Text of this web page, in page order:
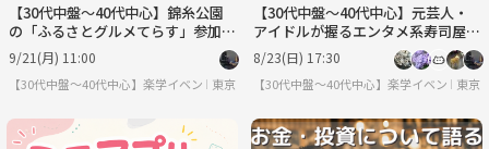
【30代中盤〜40代中心】錦糸公園
の「ふるさとグルメてらす」参加
🍴
9/21(月) 11:00
【30代中盤〜40代中心】楽学イベント・勉強会コミュニティ
東京
【30代中盤〜40代中心】元芸人・
アイドルが握るエンタメ系寿司屋を
楽しもう！
8/23(日) 17:30
【30代中盤〜40代中心】楽学イベント・
東京